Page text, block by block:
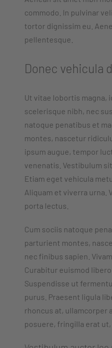
commodo. In pulvinar
tortor dignissim eu.
pellentesque.
Donec vehicula
Ut vitae lobortis magna,
scelerisque nibh, nec
natoque penatibus et
montes, nascetur
ipsum augue, tempor
venenatis. Vestibulum
Etiam eget vehicula
Aliquam et viverra urna.
porta lectus.
Cum sociis natoque
parturient montes,
nec finibus sapien.
Curabitur euismod
Suspendisse ut
purus. Praesent ligula
rhoncus at, ullamcorper
posuere, fringilla erat ut,